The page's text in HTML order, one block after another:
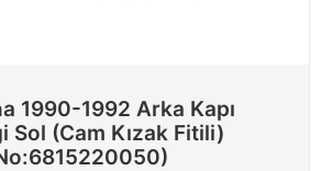
1990-1992 Arka Kapı
Sol (Cam Kızak Fitili)